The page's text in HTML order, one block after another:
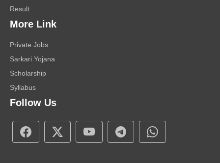
Result
More Link
Private Jobs
Sarkari Yojana
Scholarship
Syllabus
Follow Us